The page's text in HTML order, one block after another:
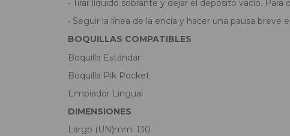
• Tirar líquido sobrante y dejar el depósito vacío.
• Seguir la línea de la encía y hacer una pausa
BOQUILLAS COMPATIBLES
Boquilla Estándar
Boquilla Pik Pocket
Limpiador Lingual
DIMENSIONES
Largo (UN)mm: 130